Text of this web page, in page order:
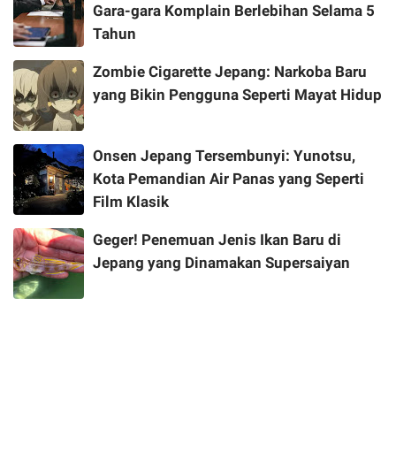
Gara-gara Komplain Berlebihan Selama 5
Tahun
Zombie Cigarette Jepang: Narkoba Baru
yang Bikin Pengguna Seperti Mayat Hidup
Onsen Jepang Tersembunyi: Yunotsu,
Kota Pemandian Air Panas yang Seperti
Film Klasik
Geger! Penemuan Jenis Ikan Baru di
Jepang yang Dinamakan Supersaiyan